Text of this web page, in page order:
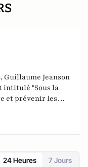
Guillaume Jeanson
intitulé "Sous la
et prévenir les
engagées".
24 Heures 7 Jours